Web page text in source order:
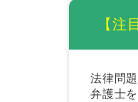
【注
法律問
弁護士